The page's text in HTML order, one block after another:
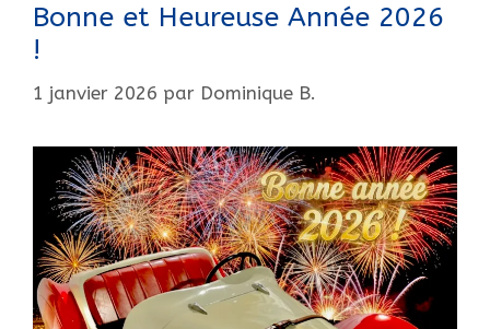
Bonne et Heureuse Année 2026
!
1 janvier 2026 par Dominique B.